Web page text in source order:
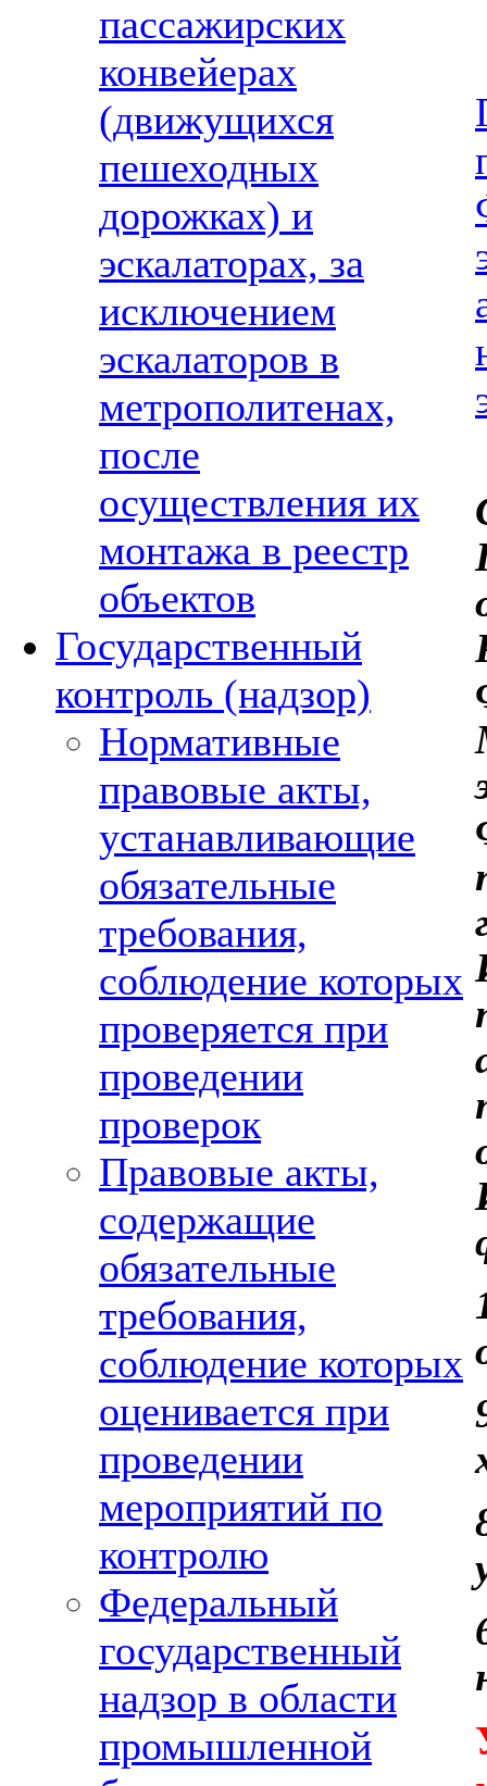
пассажирских
конвейерах
(движущихся
пешеходных
дорожках) и
эскалаторах, за
исключением
эскалаторов в
метрополитенах,
после
осуществления их
монтажа в реестр
объектов
Государственный
контроль (надзор)
Нормативные
правовые акты,
устанавливающие
обязательные
требования,
соблюдение которых
проверяется при
проведении
проверок
Правовые акты,
содержащие
обязательные
требования,
соблюдение которых
оценивается при
проведении
мероприятий по
контролю
Федеральный
государственный
надзор в области
промышленной